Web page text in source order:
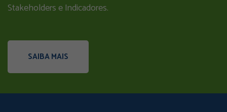
Stakeholders e Indicadores.
SAIBA MAIS